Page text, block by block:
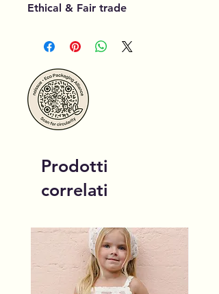
Ethical & Fair trade
Prodotti
correlati